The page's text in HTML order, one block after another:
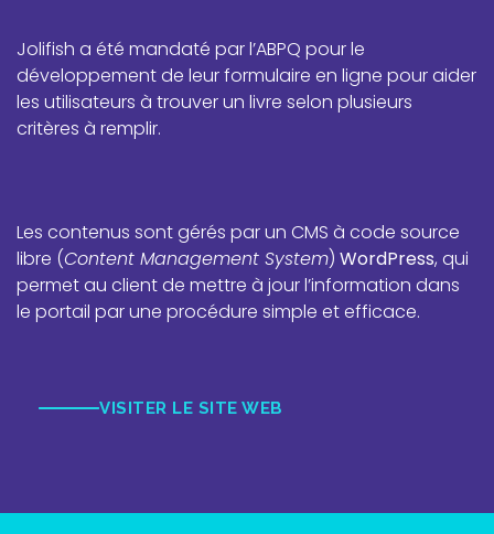
Association des
bibliothèques
publiques du Québec
Jolifish a été mandaté par l’ABPQ pour le
développement de leur formulaire en ligne pour aider
les utilisateurs à trouver un livre selon plusieurs
critères à remplir.
Les contenus sont gérés par un CMS à code source
libre (Content Management System) WordPress, qui
permet au client de mettre à jour l’information dans
le portail par une procédure simple et efficace.
VISITER LE SITE WEB